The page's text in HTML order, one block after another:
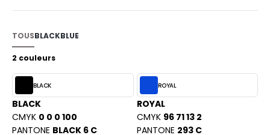
SHOPPING
VETEMENTS
- BLANKS
TOUSBLACKBLUE
2 couleurs
BLACK
BLACK
CMYK 0 0 0 100
PANTONE BLACK 6 C
ROYAL
ROYAL
CMYK 96 71 13 2
PANTONE 293 C